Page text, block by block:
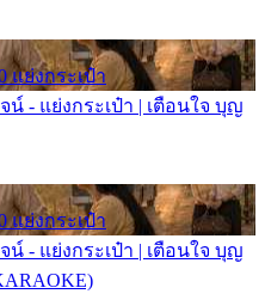
แย่งกระเป๋า
น์ - แย่งกระเป๋า | เตือนใจ บุญ
แย่งกระเป๋า
น์ - แย่งกระเป๋า | เตือนใจ บุญ